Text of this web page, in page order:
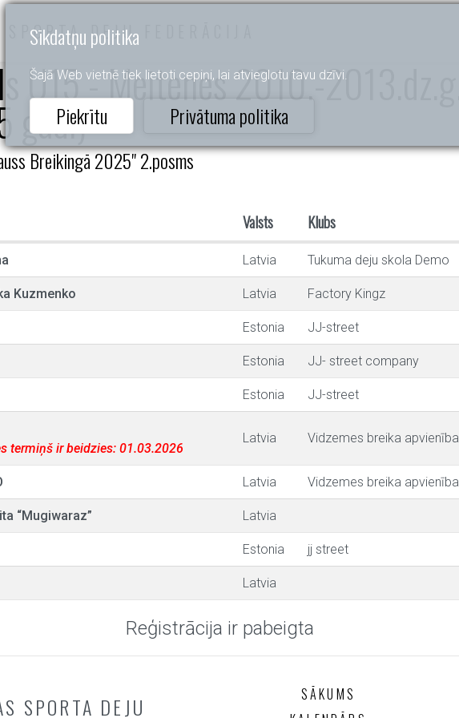
Sīkdatņu politika
Šajā Web vietnē tiek lietoti cepiņi, lai atvieglotu tavu dzīvi.
Piekrītu Privātuma politika
DEJU FEDERĀCIJA
U15 - Meitenes 2010.-2013.dz.g.
gadi)
Breikingā 2025" 2.posms
Valsts Klubs
Latvia Tukuma deju skola Demo
Kuzmenko Latvia Factory Kingz
Estonia JJ-street
Estonia JJ- street company
Estonia JJ-street
termiņš ir beidzies: 01.03.2026
Latvia Vidzemes breika apvienība
Latvia Vidzemes breika apvienība
“Mugiwaraz” Latvia
Estonia jj street
Latvia
Reģistrācija ir pabeigta
SPORTA DEJU
SĀKUMS